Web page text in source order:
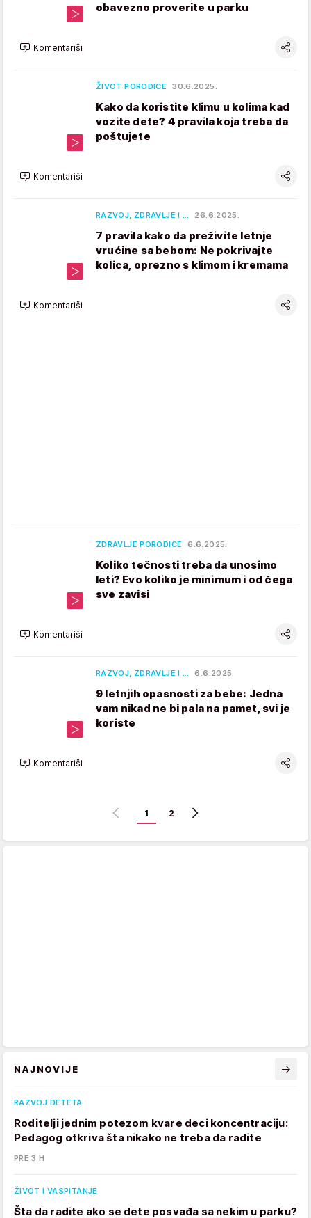
obavezno proverite u parku
Komentariši
ŽIVOT PORODICE 30.6.2025.
Kako da koristite klimu u kolima kad
vozite dete? 4 pravila koja treba da
poštujete
Komentariši
RAZVOJ, ZDRAVLJE I … 26.6.2025.
7 pravila kako da preživite letnje
vrućine sa bebom: Ne pokrivajte
kolica, oprezno s klimom i kremama
Komentariši
ZDRAVLJE PORODICE 6.6.2025.
Koliko tečnosti treba da unosimo
leti? Evo koliko je minimum i od čega
sve zavisi
Komentariši
RAZVOJ, ZDRAVLJE I … 6.6.2025.
9 letnjih opasnosti za bebe: Jedna
vam nikad ne bi pala na pamet, svi je
koriste
Komentariši
1 2
NAJNOVIJE
RAZVOJ DETETA
Roditelji jednim potezom kvare deci koncentraciju:
Pedagog otkriva šta nikako ne treba da radite
PRE 3 H
ŽIVOT I VASPITANJE
Šta da radite ako se dete posvađa sa nekim u parku?